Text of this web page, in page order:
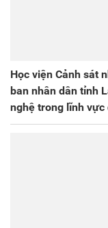
Học viện Cảnh sát
ban nhân dân tỉnh
nghệ trong lĩnh vực